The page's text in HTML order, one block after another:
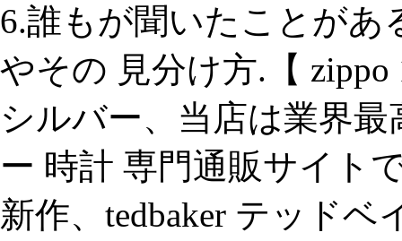
6.誰もが聞いたことがあ
やその 見分け方.【
シルバー、当店は業界
ー 時計 専門通販サイト
新作、tedbaker テッドベ